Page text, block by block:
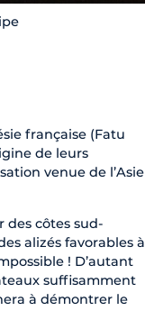
française (Fatu
de leurs
venue de l’Asie
des côtes sud-
alizés favorables à
! D’autant
suffisamment
à démontrer le